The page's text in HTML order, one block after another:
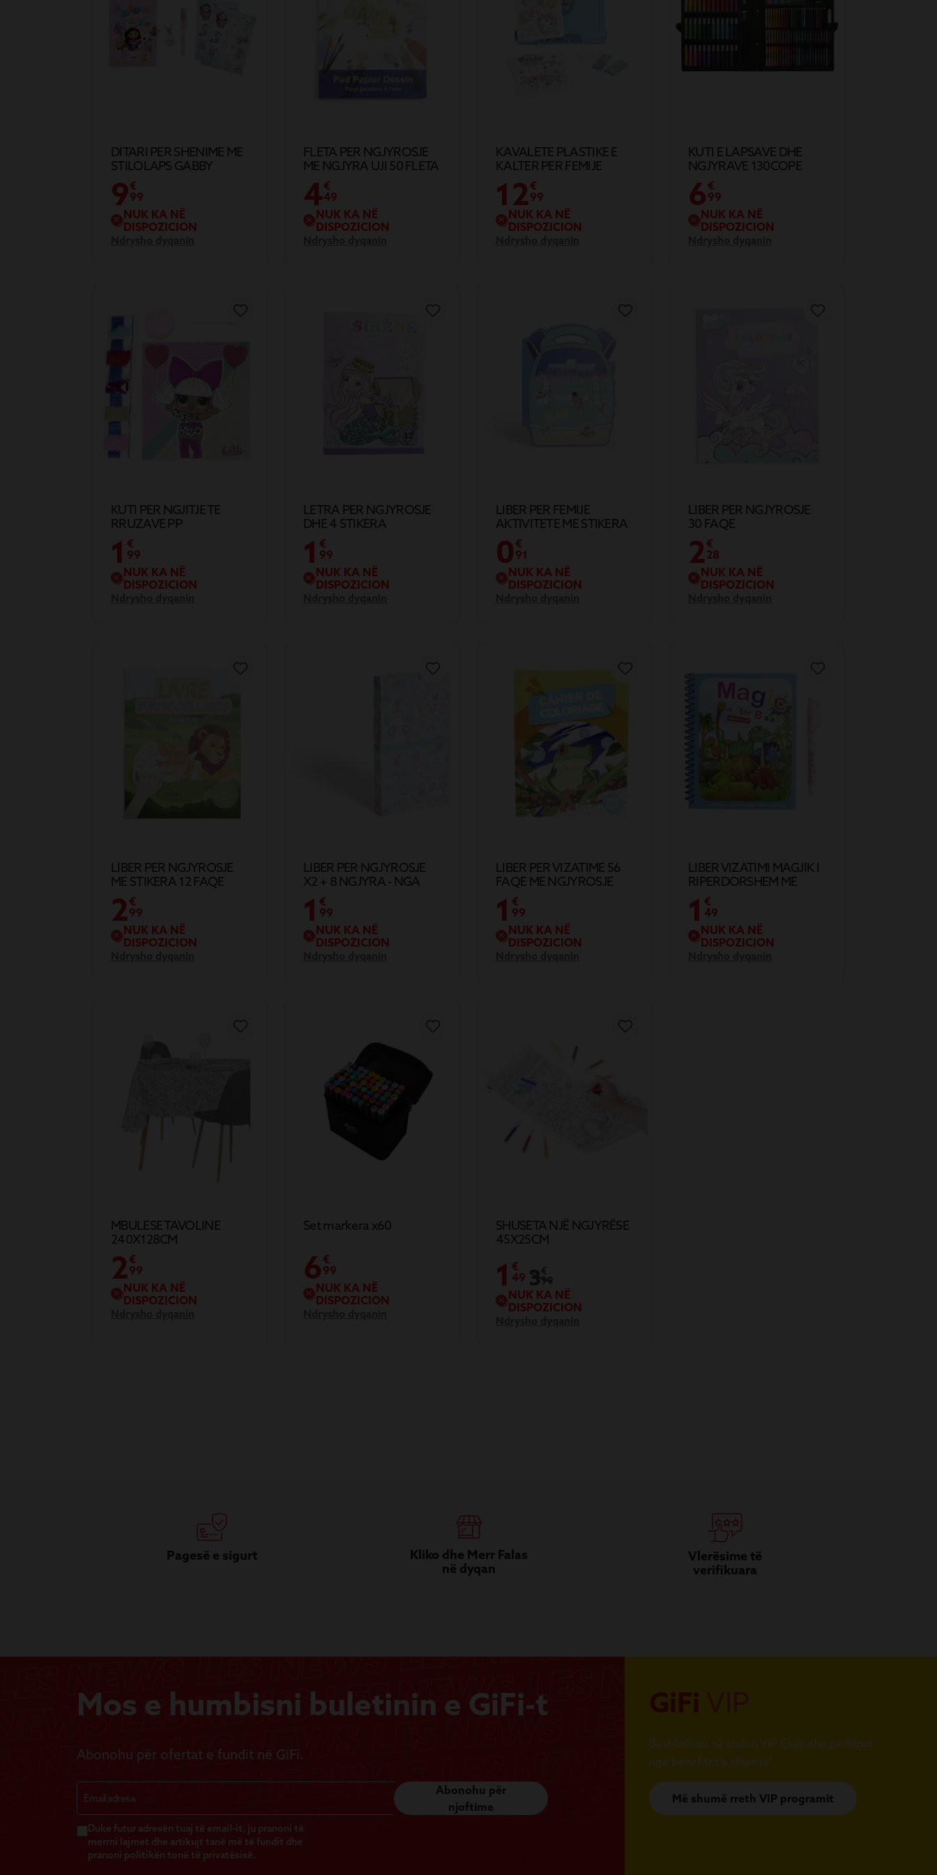
DITARI PER SHENIME ME
STILOLAPS GABBY
DOLLHOUSE
9€
99
NUK KA NË
DISPOZICION
FLETA PER NGJYROSJE
ME NGJYRA UJI 50 FLETA
4€
49
NUK KA NË
DISPOZICION
KAVALETE PLASTIKE E
KALTER PER FEMIJE
35.5X34.3CM
12€
99
NUK KA NË
DISPOZICION
KUTI E LAPSAVE DHE
NGJYRAVE 130COPE
6 €
99
NUK KA NË
DISPOZICION
KUTI PER NGJITJE TE
RRUZAVE PP
1 €
99
NUK KA NË
DISPOZICION
LETRA PER NGJYROSJE
DHE 4 STIKERA
1 €
99
NUK KA NË
DISPOZICION
LIBER PER FEMIJE
AKTIVITETE ME STIKERA
0 €
91
NUK KA NË
DISPOZICION
LIBER PER NGJYROSJE
30 FAQE
2€
28
NUK KA NË
DISPOZICION
LIBER PER NGJYROSJE
ME STIKERA 12 FAQE
2€
99
NUK KA NË
DISPOZICION
LIBER PER NGJYROSJE
X2 + 8 NGJYRA - NGA
LETRA DHE DRURI
1 €
99
NUK KA NË
DISPOZICION
LIBER PER VIZATIME 56
FAQE ME NGJYROSJE
1 €
99
NUK KA NË
DISPOZICION
LIBER VIZATIMI MAGJIK I
RIPERDORSHEM ME
STILOLAPS
18,6X15,5X0,5
1 €
49
NUK KA NË
DISPOZICION
MBULESE TAVOLINE
240X128CM
2€
99
NUK KA NË
DISPOZICION
Set markera x60
6 €
99
NUK KA NË
DISPOZICION
SHUSETA NJË NGJYRËSE
45X25CM
1 €
49
NUK KA NË
DISPOZICION
Pagesë e sigurt
Kliko dhe Merr Falas
në dyqan
Vlerësime të
verifikuara
Mos e humbisni buletinin e GiFi-t
Abonohu për ofertat e fundit në GiFi.
Abonohu për
njoftime
Duke futur adresën tuaj të email-it, ju pranoni të
merrni lajmet dhe artikujt tanë më të fundit dhe
pranoni politikën tonë të privatësisë.
GiFi
Bashkohuni në klubin VIP Club dhe përfitoni
nga benefitet e shumta!
Më shumë rreth VIP programit